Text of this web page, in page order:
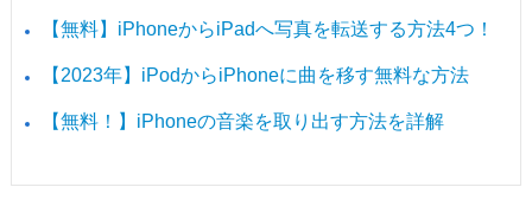
【無料】iPhoneからiPadへ写真を転送する方法4つ！
【2023年】iPodからiPhoneに曲を移す無料な方法
【無料！】iPhoneの音楽を取り出す方法を詳解